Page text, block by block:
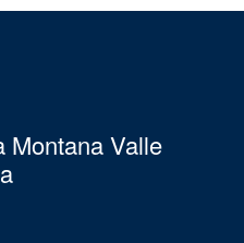
Montana Valle